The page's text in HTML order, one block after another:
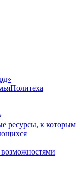
ресурсы, к которым